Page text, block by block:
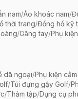
nam/Áo khoác nam/
thời trang/Đồng hồ kỹ
/Găng tay/Phụ
dã ngoại/Phụ kiện
/Túi đựng gậy Golf/
/Thảm tập/Dụng cụ